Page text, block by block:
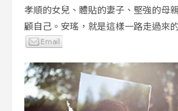
孝順的女兒、體貼的妻子、堅強的母
顧自己。安瑤，就是這樣一路走過來